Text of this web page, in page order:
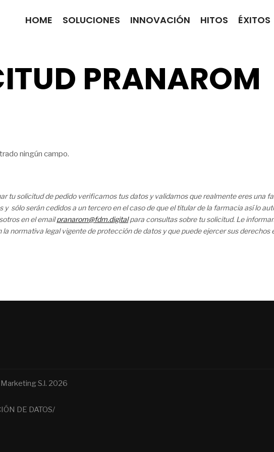
HOME SOLUCIONES INNOVACIÓN HITOS ÉXITOS
PRANAROM
ningún campo.
tu solicitud de pedido verificamos tus datos y validamos que realmente eres una
y sólo serán cedidos a un tercero en el caso de que el titular de la farmacia así lo
en el emailpranarom@fdm.digitalpara consultas sobre tu solicitud. Le
normativa legal vigente de protección de datos y que puede ejercer sus derechos
S.l. 2026
DE DATOS/